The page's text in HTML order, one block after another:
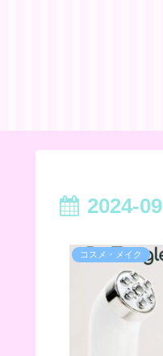
2024-09
コスメ・メイク